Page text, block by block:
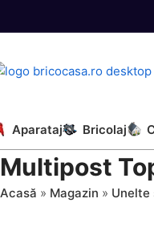
Aparataj Bricolaj
Multipost
Acasă » Magazin » Unelte